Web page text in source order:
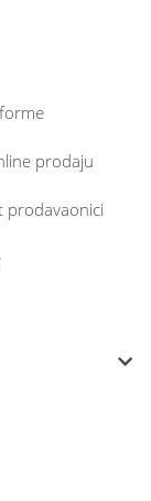
prodaju
prodavaonici